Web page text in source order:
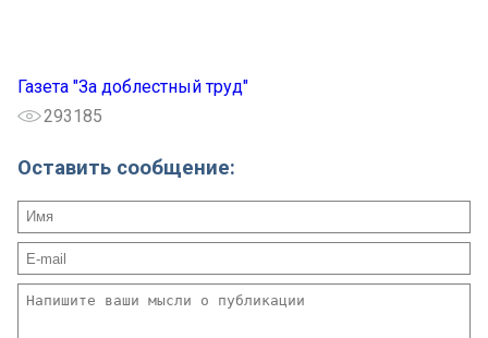
Газета "За доблестный труд"
293185
Оставить сообщение: